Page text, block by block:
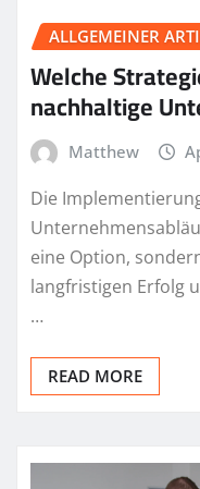
ALLGEMEINER
Welche
nachhaltige
Matthew
Die
eine Option,
langfristigen Erfolg
…
READ MORE